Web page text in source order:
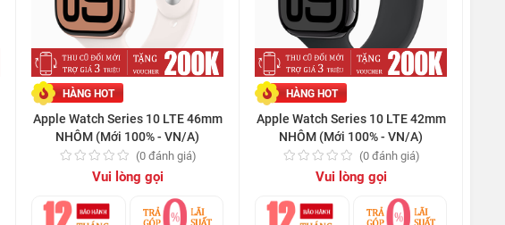
HÀNG HOT
Apple Watch Series 10 LTE 46mm
NHÔM (Mới 100% - VN/A)
(0 đánh giá)
Vui lòng gọi
HÀNG HOT
Apple Watch Series 10 LTE 42mm
NHÔM (Mới 100% - VN/A)
(0 đánh giá)
Vui lòng gọi